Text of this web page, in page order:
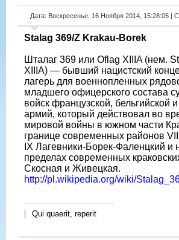
Дата: Воскресенье, 16 Ноября 2014, 15:28:05 |
Stalag 369/Z Krakau-Borek
Шталаг 369 или Oflag XIIIA (нем.
XIIIA) — бывший нацистский
лагерь для военнопленных
младшего офицерского состава
войск французской, бельгийской
армий, который действовал во
мировой войны в южном части
границе современных районов
IX Лагевники-Борек-Фаленцкий и
пределах современных
Скосная и Живецкая.
http://pl.wikipedia.org/wiki/
Qui quaerit, reperit